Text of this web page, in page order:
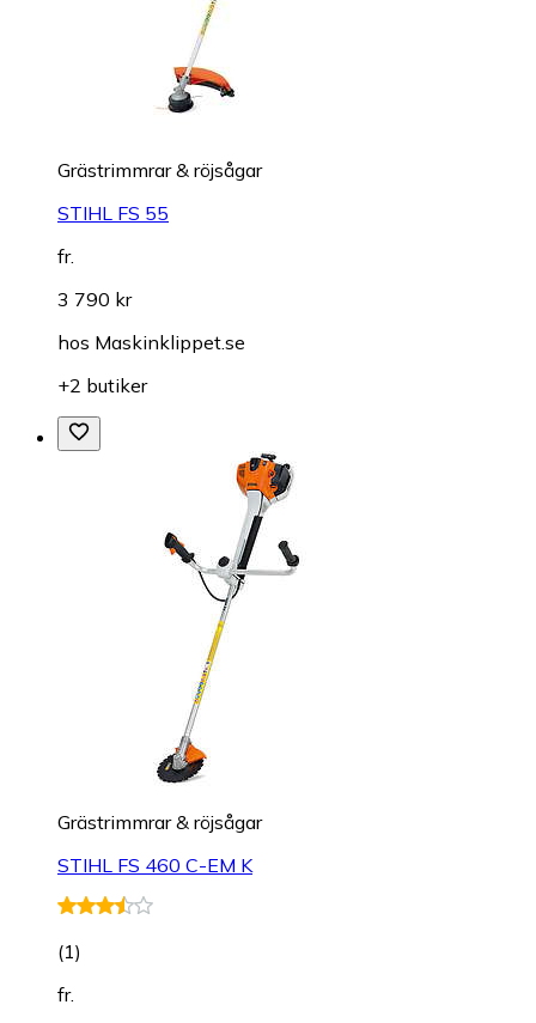
Grästrimmrar & röjsågar
STIHL FS 55
fr.
3 790 kr
hos Maskinklippet.se
+2 butiker
Grästrimmrar & röjsågar
STIHL FS 460 C-EM K
(1)
fr.